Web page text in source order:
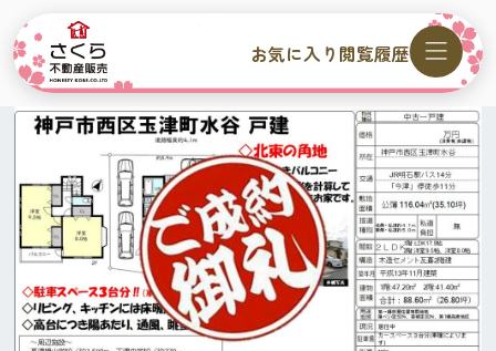
お気に入り 閲覧履歴